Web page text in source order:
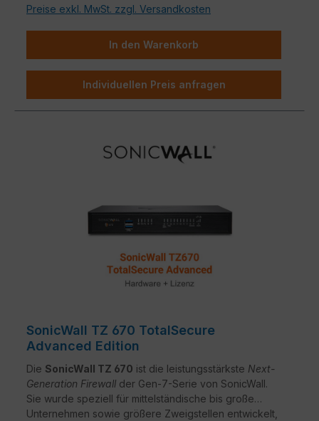
Preise exkl. MwSt. zzgl. Versandkosten
In den Warenkorb
Individuellen Preis anfragen
SonicWall TZ 670 TotalSecure
Advanced Edition
Die SonicWall TZ 670 ist die leistungsstärkste Next-
Generation Firewall der Gen-7-Serie von SonicWall.
Sie wurde speziell für mittelständische bis große
Unternehmen sowie größere Zweigstellen entwickelt,